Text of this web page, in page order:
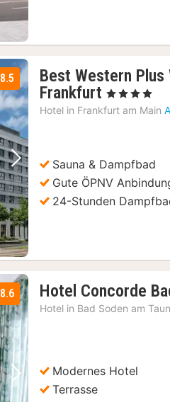
Nächstes Bild
8.5
Best Western Plus
Frankfurt 1
Nacht
€
, 4 Sterne
Hotel in Frankfurt am Main
Sauna & Dampfbad
Gute ÖPNV
24-Stunden
Nächstes Bild
8.6 Hotel Concorde
Hotel in Bad Soden am
Modernes Hotel
Terrasse